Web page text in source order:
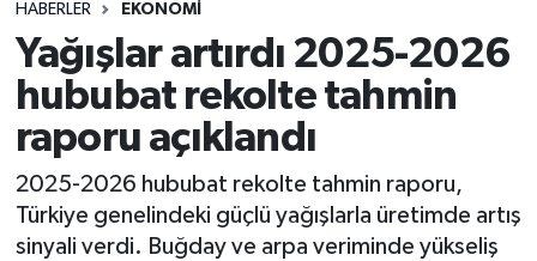
HABERLER EKONOMİ
Yağışlar artırdı 2025-2026
hububat rekolte tahmin
raporu açıklandı
2025-2026 hububat rekolte tahmin raporu,
Türkiye genelindeki güçlü yağışlarla üretimde artış
sinyali verdi. Buğday ve arpa veriminde yükseliş
GÜNCEL
KÜLTÜR
MAGAZİN
ÖZEL HABER
Son Dakika Haberleri
Haber Arşivi